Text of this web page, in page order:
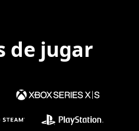
de jugar